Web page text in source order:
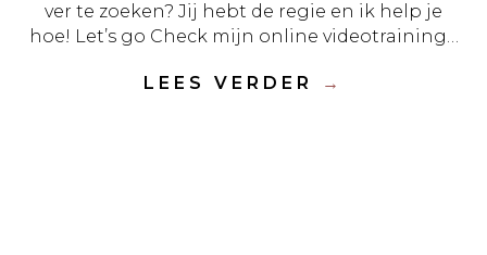
ver te zoeken? Jij hebt de regie en ik help je
hoe! Let’s go Check mijn online videotraining…
LEES VERDER →